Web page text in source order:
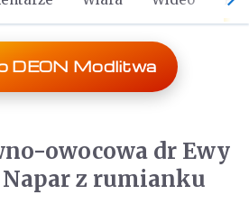
DEON Modlitwa
owocowa dr Ewy
z rumianku